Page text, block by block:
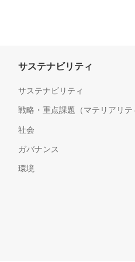
サステナビリティ
サステナビリティ
戦略・重点課題（マテリアリテ
社会
ガバナンス
環境